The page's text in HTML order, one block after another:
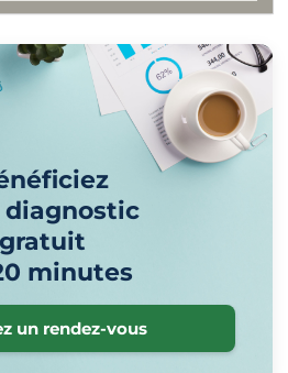
diagnostic
gratuit
minutes
un rendez-vous